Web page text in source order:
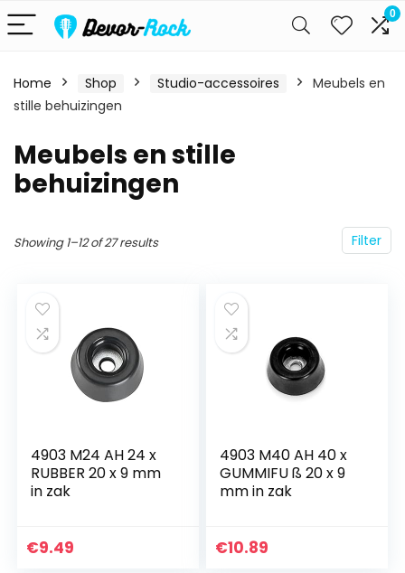
0
Home Shop Studio-accessoires
Meubels en
stille behuizingen
Meubels en stille
behuizingen
Filter
Showing 1–12 of 27 results
4903 M24 AH 24 x
RUBBER 20 x 9 mm
in zak
€9.49
4903 M40 AH 40 x
GUMMIFU ß 20 x 9
mm in zak
€10.89